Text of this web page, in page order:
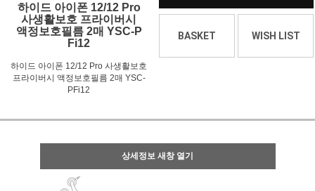
하이드 아이폰 12/12 Pro
사생활보호 프라이버시
액정보호필름 2매 YSC-P
Fi12
하이드 아이폰 12/12 Pro 사생활보호
프라이버시 액정보호필름 2매 YSC-
PFi12
BASKET WISH LIST
상세정보 새창 열기